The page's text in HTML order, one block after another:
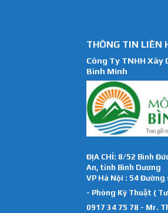
THÔNG TIN LIÊN
Công Ty TNHH
Bình Minh
ĐỊA CHỈ: 8/52 Bình
An, tỉnh Bình Dương
VP Hà Nội : 54 Đường
- Phòng Kỹ Thuật (
0917 34 75 78 - Mr.